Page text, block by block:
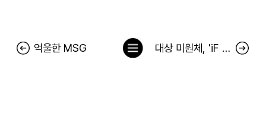
억울한 MSG 대상 미원체, 'iF 디자인 어워드 2023' 커뮤니케이션 부문 수상
목